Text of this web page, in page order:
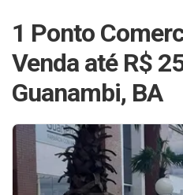
1 Ponto
Venda até R$
Guanambi, BA